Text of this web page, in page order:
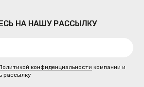
НА НАШУ РАССЫЛКУ
конфиденциальности компании и
рассылку